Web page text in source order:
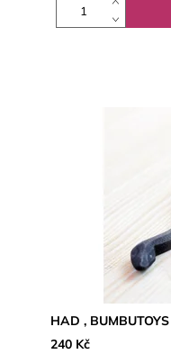
HAD , BUMBUTOYS
240 Kč